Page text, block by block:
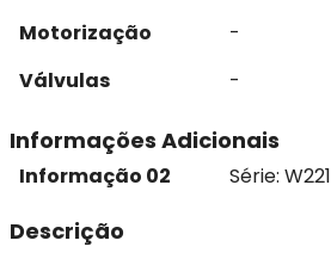
Motorização
-
Válvulas
-
Informações Adicionais
Informação 02 Série: W221
Descrição